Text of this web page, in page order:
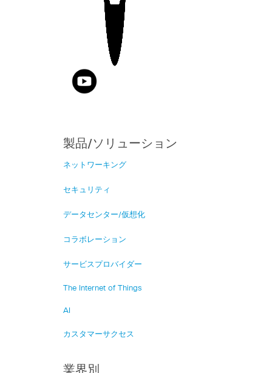
製品/ソリューション
ネットワーキング
セキュリティ
データセンター/仮想化
コラボレーション
サービスプロバイダー
The Internet of Things
AI
カスタマーサクセス
業界別